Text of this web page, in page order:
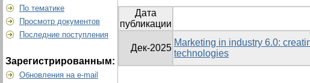
По тематике
Просмотр документов
Последние поступления
Зарегистрированным:
Обновления на e-mail
Дата
публикации
Дек-2025
Marketing in industry 6.0:
technologies